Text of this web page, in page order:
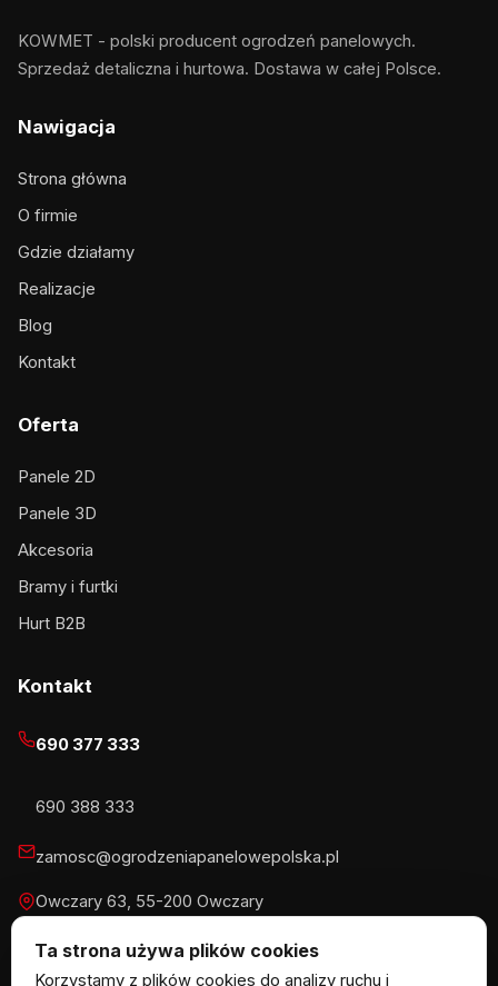
Ta strona używa plików cookies
Korzystamy z plików cookies do analizy ruchu i
KOWMET - polski producent ogrodzeń panelowych.
Sprzedaż detaliczna i hurtowa. Dostawa w całej Polsce.
Nawigacja
Strona główna
O firmie
Gdzie działamy
Realizacje
Blog
Kontakt
Oferta
Panele 2D
Panele 3D
Akcesoria
Bramy i furtki
Hurt B2B
Kontakt
690 377 333
690 388 333
zamosc@ogrodzeniapanelowepolska.pl
Owczary 63, 55-200 Owczary
Pn-Pt 8-16, Sb 8-13:30